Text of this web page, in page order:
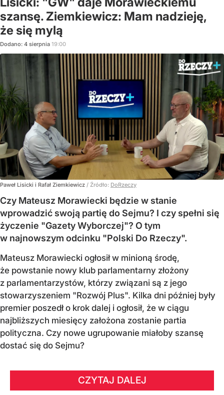
szansę. Ziemkiewicz: Mam nadzieję,
że się mylą
Dodano: 4 sierpnia 19:00
Paweł Lisicki i Rafał Ziemkiewicz / Źródło: DoRzeczy
Czy Mateusz Morawiecki będzie w stanie
wprowadzić swoją partię do Sejmu? I czy spełni się
życzenie "Gazety Wyborczej"? O tym
w najnowszym odcinku "Polski Do Rzeczy".
Mateusz Morawiecki ogłosił w minioną środę,
że powstanie nowy klub parlamentarny złożony
z parlamentarzystów, którzy związani są z jego
stowarzyszeniem "Rozwój Plus". Kilka dni później były
premier poszedł o krok dalej i ogłosił, że w ciągu
najbliższych miesięcy założona zostanie partia
polityczna. Czy nowe ugrupowanie miałoby szansę
dostać się do Sejmu?
CZYTAJ DALEJ